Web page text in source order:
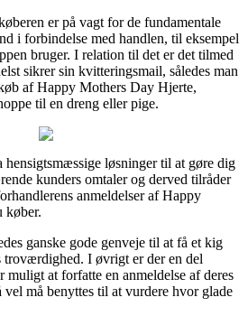
er på vagt for de fundamentale
i forbindelse med handlen, til eksempel
bruger. I relation til det er det tilmed
sikrer sin kvitteringsmail, således man
af Happy Mothers Day Hjerte,
til en dreng eller pige.
løsninger til at gøre dig
kunders omtaler og derved tilråder
anmeldelser af Happy
køber.
ganske gode genveje til at få et kig
I øvrigt er der en del
muligt at forfatte en anmeldelse af deres
vel må benyttes til at vurdere hvor glade